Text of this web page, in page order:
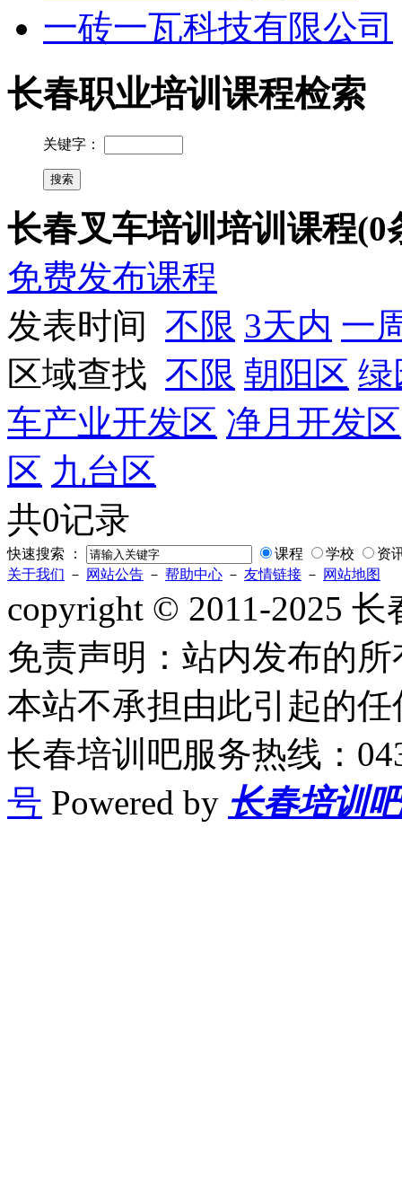
一砖一瓦科技有限公司
长春职业培训课程检索
关键字：
长春叉车培训培训课程(0
免费发布课程
发表时间 不限 3天内 一
区域查找 不限 朝阳区 绿
车产业开发区 净月开发区
区 九台区
共0记录
快速搜索 ： 课程 学校
资
关于我们 － 网站公告 － 帮助中心 － 友情链接 － 网站地图
copyright © 2011-2025
免责声明：站内发布的
本站不承担由此引起的
长春培训吧服务热线：
号 Powered by 长春培训吧